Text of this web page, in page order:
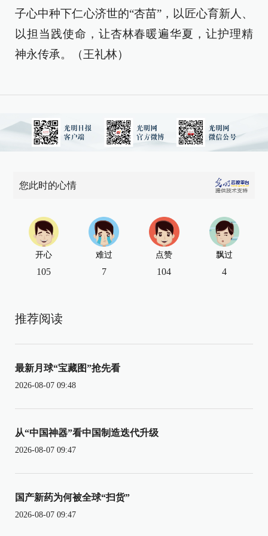
子心中种下仁心济世的“杏苗”，以匠心育新人、
以担当践使命，让杏林春暖遍华夏，让护理精
神永传承。（王礼林）
您此时的心情
开心
105
难过
7
点赞
104
飘过
4
推荐阅读
最新月球“宝藏图”抢先看
2026-08-07 09:48
从“中国神器”看中国制造迭代升级
2026-08-07 09:47
国产新药为何被全球“扫货”
2026-08-07 09:47